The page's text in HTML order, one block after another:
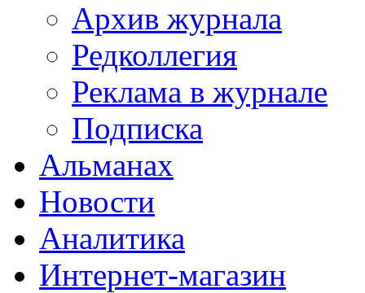
Архив журнала
Редколлегия
Реклама в журнале
Подписка
Альманах
Новости
Аналитика
Интернет-магазин